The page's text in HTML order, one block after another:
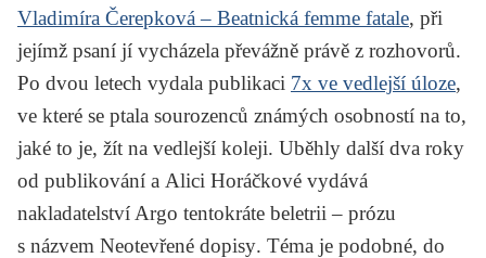
Vladimíra Čerepková – Beatnická femme fatale, při
jejímž psaní jí vycházela převážně právě z rozhovorů.
Po dvou letech vydala publikaci 7x ve vedlejší úloze,
ve které se ptala sourozenců známých osobností na to,
jaké to je, žít na vedlejší koleji. Uběhly další dva roky
od publikování a Alici Horáčkové vydává
nakladatelství Argo tentokráte beletrii – prózu
s názvem Neotevřené dopisy. Téma je podobné, do